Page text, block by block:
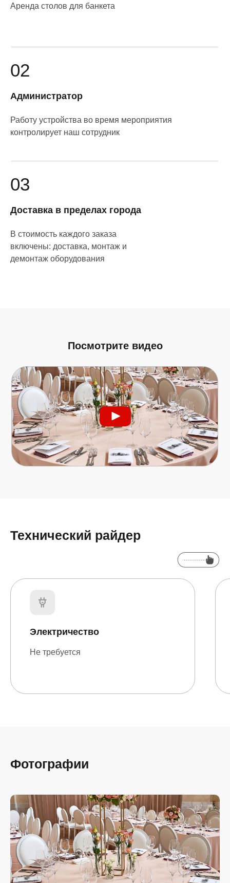
Аренда столов для банкета
Администратор
Работу устройства во время мероприятия
контролирует наш сотрудник
02
Доставка в пределах города
В стоимость каждого заказа
включены: доставка, монтаж и
демонтаж оборудования
03
Посмотрите видео
Технический райдер
Электричество
Не требуется
Фотографии